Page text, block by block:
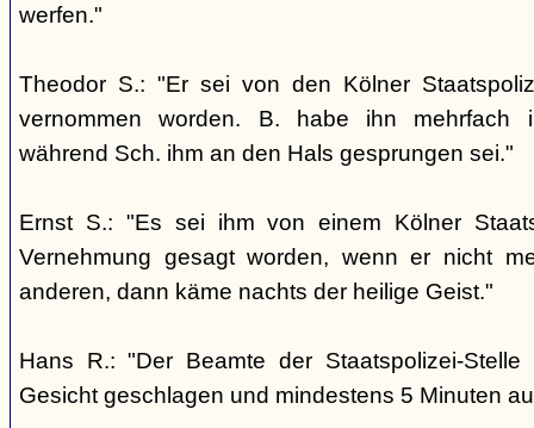
werfen."
Theodor S.: "Er sei von den Kölner
vernommen worden. B. habe ihn mehrfach
während Sch. ihm an den Hals gesprungen sei."
Ernst S.: "Es sei ihm von einem Kölner
Vernehmung gesagt worden, wenn er nicht
anderen, dann käme nachts der heilige Geist."
Hans R.: "Der Beamte der Staatspolizei-
Gesicht geschlagen und mindestens 5 Minuten